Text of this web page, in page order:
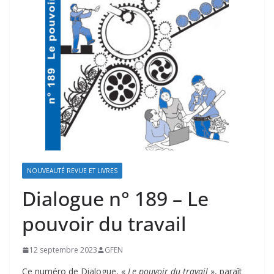
NOUVEAUTÉ REVUE ET LIVRES
Dialogue n° 189 – Le
pouvoir du travail
12 septembre 2023 GFEN
Ce numéro de Dialogue, « Le pouvoir du travail », paraît